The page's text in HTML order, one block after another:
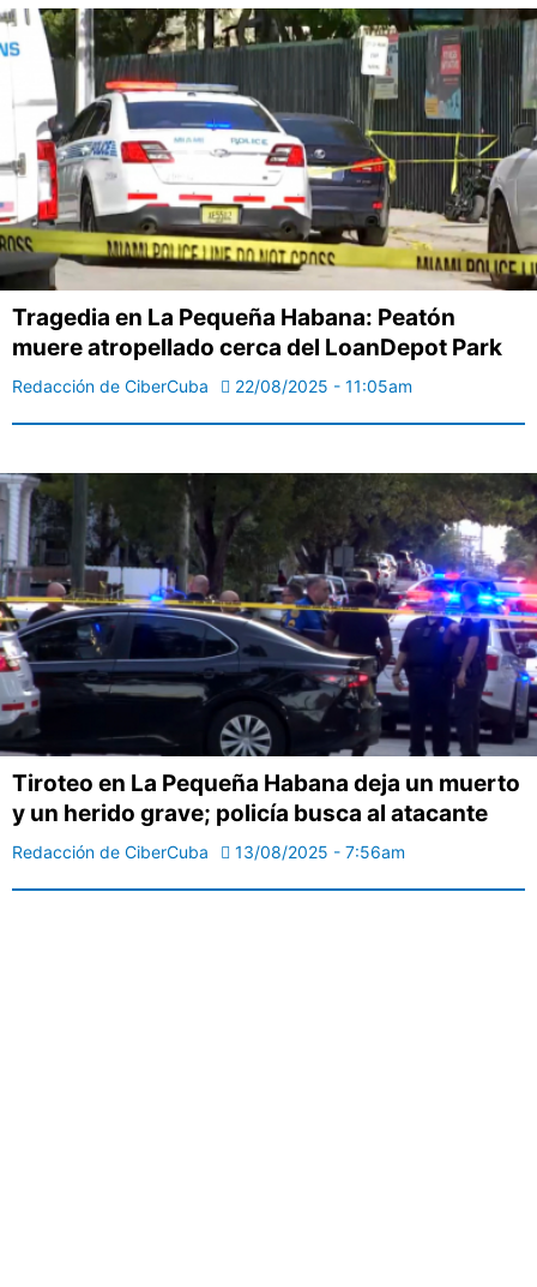
Tragedia en La Pequeña Habana: Peatón
muere atropellado cerca del LoanDepot Park
Redacción de CiberCuba 22/08/2025 - 11:05am
Tiroteo en La Pequeña Habana deja un muerto
y un herido grave; policía busca al atacante
Redacción de CiberCuba 13/08/2025 - 7:56am